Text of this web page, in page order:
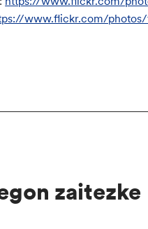
www.flickr.com/
zaitezke